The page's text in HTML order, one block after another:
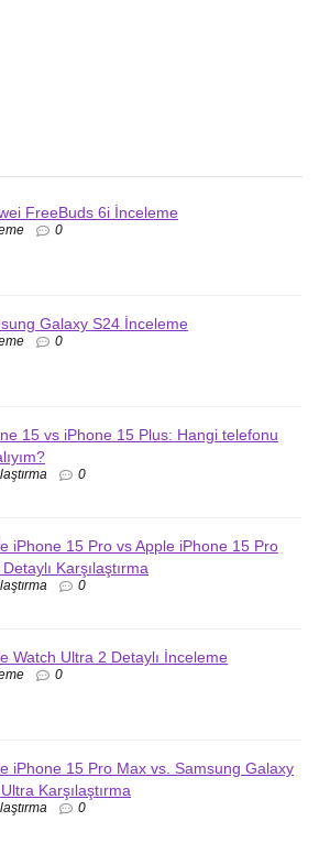
FreeBuds 6i İnceleme
0
Galaxy S24 İnceleme
0
15 vs iPhone 15 Plus: Hangi telefonu
0
iPhone 15 Pro vs Apple iPhone 15 Pro
Karşılaştırma
0
Watch Ultra 2 Detaylı İnceleme
0
iPhone 15 Pro Max vs. Samsung Galaxy
Karşılaştırma
0